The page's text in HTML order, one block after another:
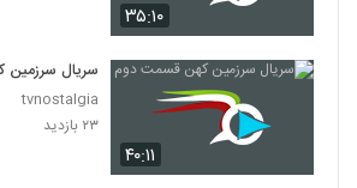
۳۵:۱۰
۴۰:۱۱
سریال
tvnostalgia
۲۳ بازدید